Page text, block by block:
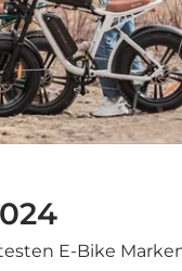
E-Bike